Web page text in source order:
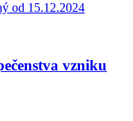
od 15.12.2024
vzniku